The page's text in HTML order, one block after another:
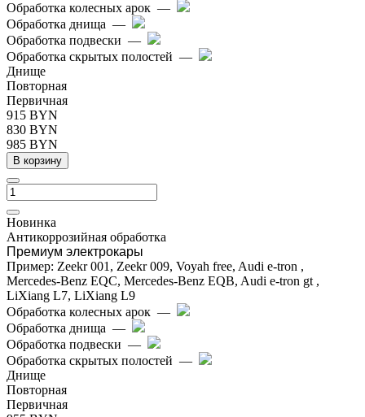
Обработка колесных арок —
Обработка днища —
Обработка подвески —
Обработка скрытых полостей —
Днище
Повторная
Первичная
915 BYN
830 BYN
985 BYN
В корзину
Новинка
Антикоррозийная обработка
Премиум электрокары
Пример: Zeekr 001, Zeekr 009, Voyah free, Audi e-tron ,
Mercedes-Benz EQC, Mercedes-Benz EQB, Audi e-tron gt ,
LiXiang L7, LiXiang L9
Обработка колесных арок —
Обработка днища —
Обработка подвески —
Обработка скрытых полостей —
Днище
Повторная
Первичная